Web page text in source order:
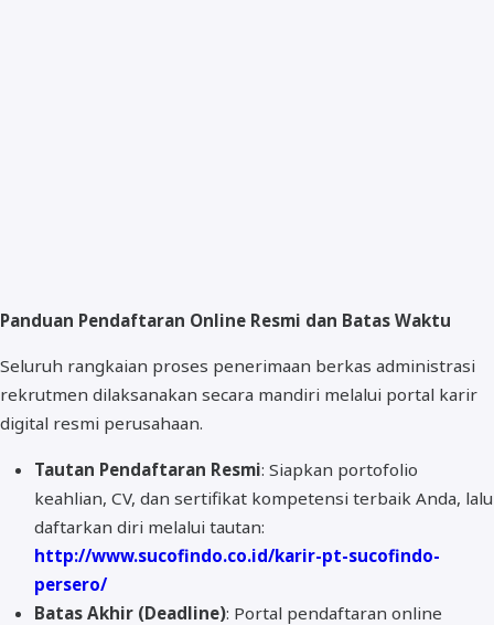
Panduan Pendaftaran Online Resmi dan Batas Waktu
Seluruh rangkaian proses penerimaan berkas administrasi
rekrutmen dilaksanakan secara mandiri melalui portal karir
digital resmi perusahaan.
Tautan Pendaftaran Resmi: Siapkan portofolio
keahlian, CV, dan sertifikat kompetensi terbaik Anda, lalu
daftarkan diri melalui tautan:
http://www.sucofindo.co.id/karir-pt-sucofindo-
persero/
Batas Akhir (Deadline): Portal pendaftaran online